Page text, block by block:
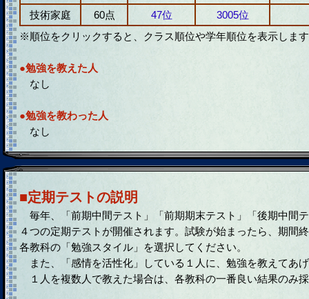
技術家庭
60点 47位 3005位
※順位をクリックすると、クラス順位や学年順位を表示しま
●勉強を教えた人
なし
●勉強を教わった人
なし
■定期テストの説明
毎年、「前期中間テスト」「前期期末テスト」「後期中間
４つの定期テストが開催されます。試験が始まったら、期間
各教科の「勉強スタイル」を選択してください。
また、「感情を活性化」している１人に、勉強を教えてあ
１人を複数人で教えた場合は、各教科の一番良い結果のみ